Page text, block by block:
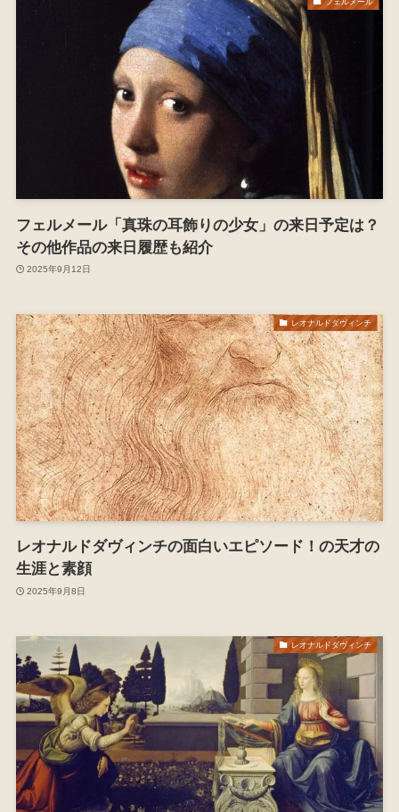
フェルメール「真珠の耳飾りの少女」の来日予定は？
その他作品の来日履歴も紹介
2025年9月12日
レオナルドダヴィンチ
レオナルドダヴィンチの面白いエピソード！の天才の
生涯と素顔
2025年9月8日
レオナルドダヴィンチ